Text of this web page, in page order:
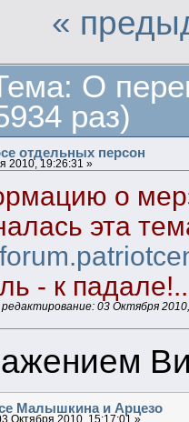
«
О
раз)
отдельных персон
2010, 19:26:31 »
о
эта
- к
03 Октября
Малышкина и Арцезо